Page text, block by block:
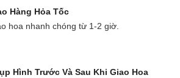
Hàng Hỏa Tốc
hoa nhanh chóng từ 1-2 giờ.
Hình Trước Và Sau Khi Giao Hoa